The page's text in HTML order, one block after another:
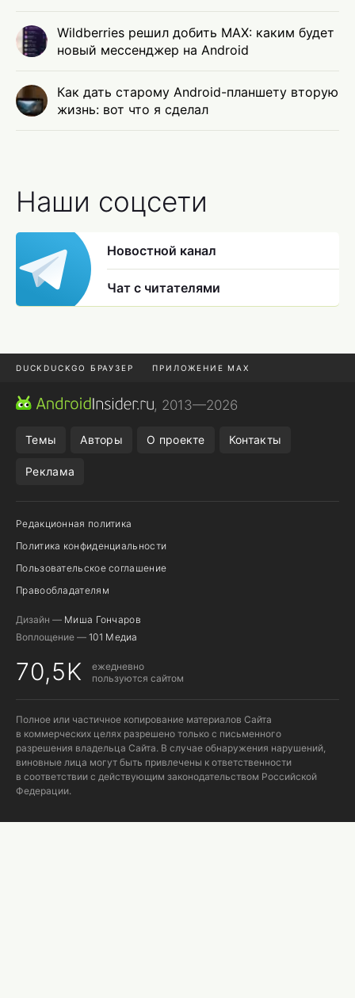
Wildberries решил добить MAX: каким будет
новый мессенджер на Android
Как дать старому Android-планшету вторую
жизнь: вот что я сделал
Наши соцсети
Новостной канал
Чат с читателями
DUCKDUCKGO БРАУЗЕР ПРИЛОЖЕНИЕ MAX
ПРИЛОЖЕНИЯ ANDROID
, 2013—2026
Темы Авторы О проекте Контакты
Реклама
Редакционная политика
Политика конфиденциальности
Пользовательское соглашение
Правообладателям
Дизайн — Миша Гончаров
Воплощение — 101 Медиа
70,5K
ежедневно
пользуются сайтом
Полное или частичное копирование материалов Сайта
в коммерческих целях разрешено только с письменного
разрешения владельца Сайта. В случае обнаружения нарушений,
виновные лица могут быть привлечены к ответственности
в соответствии с действующим законодательством Российской
Федерации.